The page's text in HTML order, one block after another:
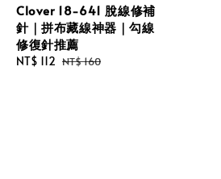
Clover 18-641 脫線修補
針｜拼布藏線神器｜勾線
修復針推薦
Sale
NT$ 112 Regular
NT$ 160